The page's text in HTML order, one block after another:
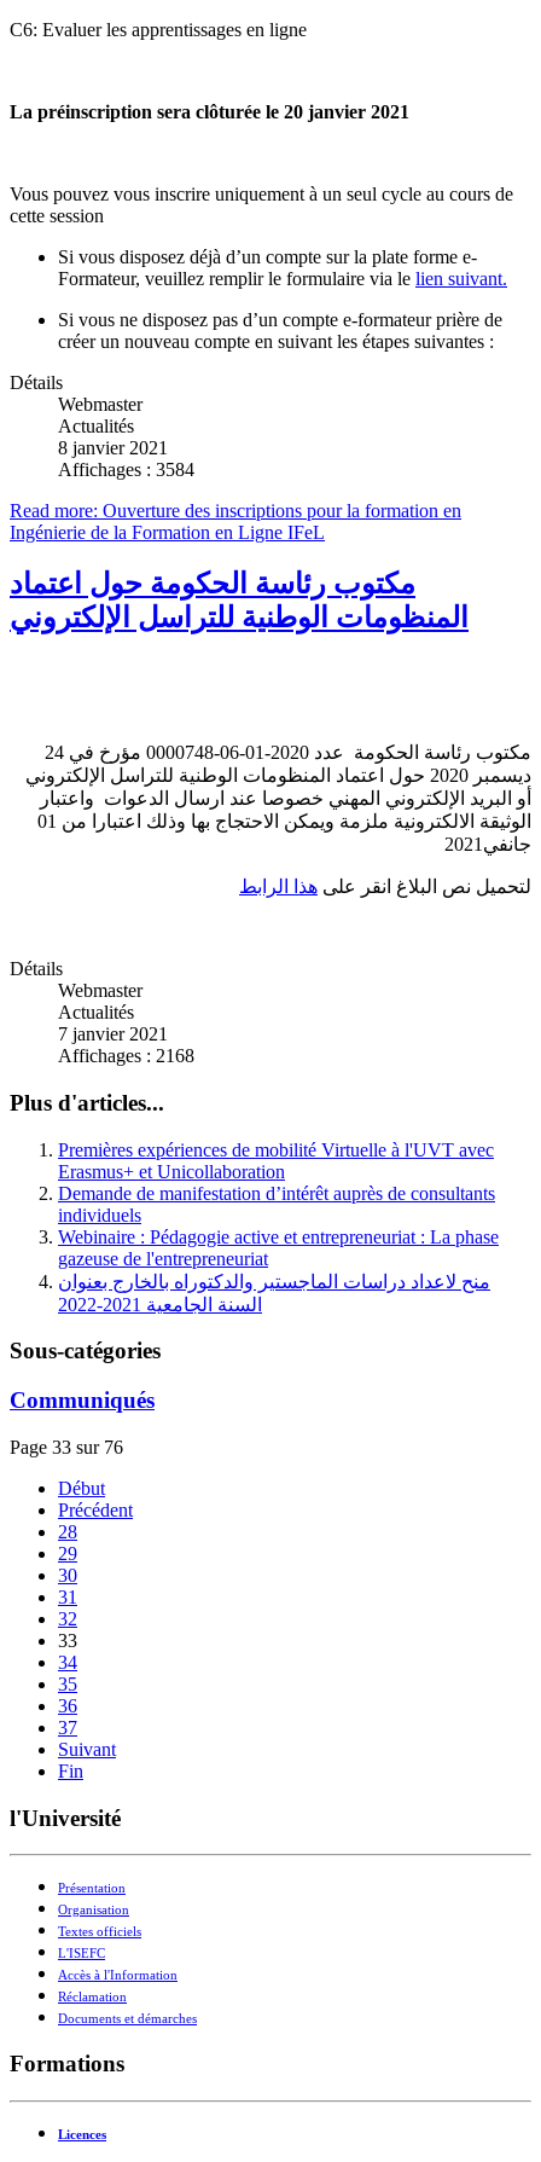
C6: Evaluer les apprentissages en ligne
La préinscription sera clôturée le 20 janvier 2021
Vous pouvez vous inscrire uniquement à un seul cycle au cours de
cette session
Si vous disposez déjà d’un compte sur la plate forme e-
Formateur, veuillez remplir le formulaire via le lien suivant.
Si vous ne disposez pas d’un compte e-formateur prière de
créer un nouveau compte en suivant les étapes suivantes :
Détails
Webmaster
Actualités
8 janvier 2021
Affichages : 3584
Read more: Ouverture des inscriptions pour la formation en
Ingénierie de la Formation en Ligne IFeL
مكتوب رئاسة الحكومة حول اعتماد
المنظومات الوطنية للتراسل الإلكتروني
مكتوب رئاسة الحكومة عدد 2020-01-06-0000748 مؤرخ في 24
ديسمبر 2020 حول اعتماد المنظومات الوطنية للتراسل الإلكتروني
أو البريد الإلكتروني المهني خصوصا عند ارسال الدعوات واعتبار
الوثيقة الالكترونية ملزمة ويمكن الاحتجاج بها وذلك اعتبارا من 01
جانفي2021
لتحميل نص البلاغ انقر على هذا الرابط
Détails
Webmaster
Actualités
7 janvier 2021
Affichages : 2168
Plus d'articles...
Premières expériences de mobilité Virtuelle à l'UVT avec
Erasmus+ et Unicollaboration
Demande de manifestation d’intérêt auprès de consultants
individuels
Webinaire : Pédagogie active et entrepreneuriat : La phase
gazeuse de l'entrepreneuriat
منح لاعداد دراسات الماجستير والدكتوراه بالخارج بعنوان
السنة الجامعية 2021-2022
Sous-catégories
Communiqués
Page 33 sur 76
Début
Précédent
28
29
30
31
32
33
34
35
36
37
Suivant
Fin
l'Université
Présentation
Organisation
Textes officiels
L'ISEFC
Accès à l'Information
Réclamation
Documents et démarches
Formations
Licences